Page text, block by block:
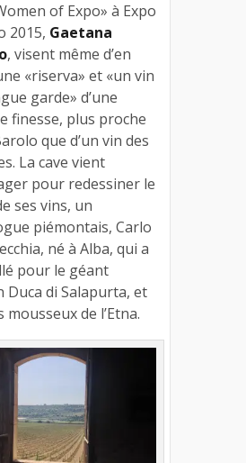
of Expo» à Expo
2015, Gaetana
, visent même d’en
«riserva» et «un vin
garde» d’une
finesse, plus proche
que d’un vin des
La cave vient
pour redessiner le
ses vins, un
piémontais, Carlo
né à Alba, qui a
pour le géant
Duca di Salapurta, et
mousseux de l’Etna.